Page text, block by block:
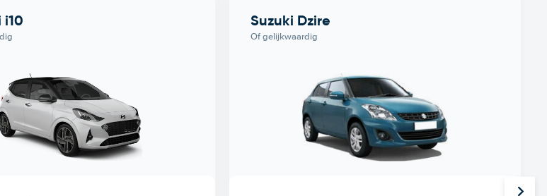
Suzuki Dzire
Of gelijkwaardig